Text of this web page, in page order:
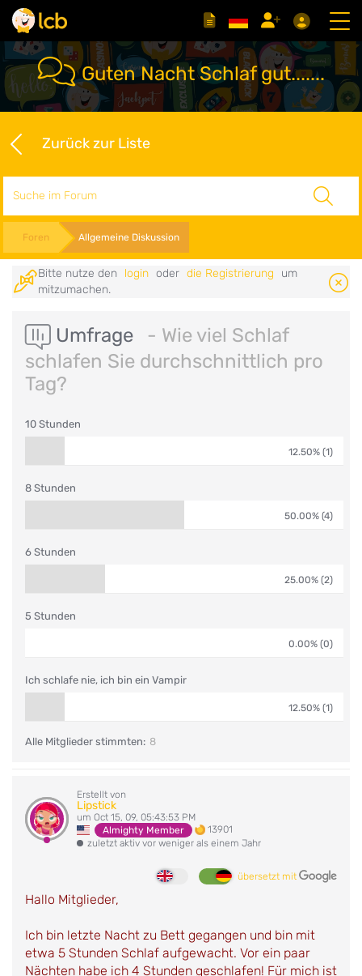
Guten Nacht Schlaf gut.......
Zurück zur Liste
Foren Allgemeine Diskussion
Bitte nutze den login oder die Registrierung
um
mitzumachen.
Umfrage
- Wie viel Schlaf
schlafen Sie durchschnittlich pro
Tag?
10 Stunden
12.50% (1)
8 Stunden
50.00% (4)
6 Stunden
25.00% (2)
5 Stunden
0.00% (0)
Ich schlafe nie, ich bin ein Vampir
12.50% (1)
Alle Mitglieder stimmten: 8
Erstellt von
Lipstick
um Oct 15, 09, 05:43:53 PM
Almighty Member
13901
zuletzt aktiv vor weniger als einem Jahr
übersetzt mit
Hallo Mitglieder,
Ich bin letzte Nacht zu Bett gegangen und bin mit
etwa 5 Stunden Schlaf aufgewacht. Vor ein paar
Nächten habe ich 4 Stunden geschlafen! Für mich ist